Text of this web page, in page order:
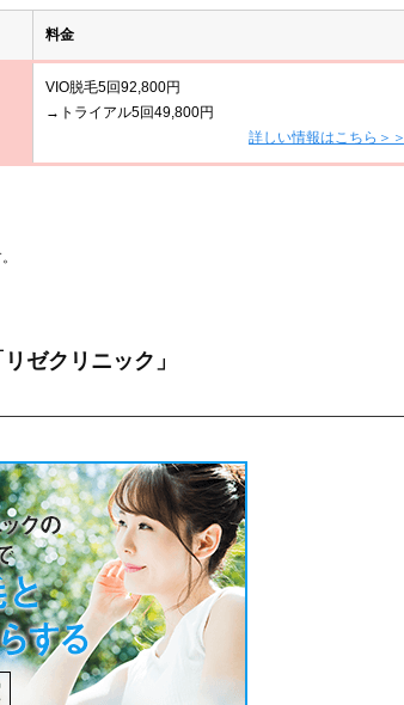
料金
VIO脱毛5回92,800円
→トライアル5回49,800円
詳しい情報はこちら＞＞
ゼクリニック」